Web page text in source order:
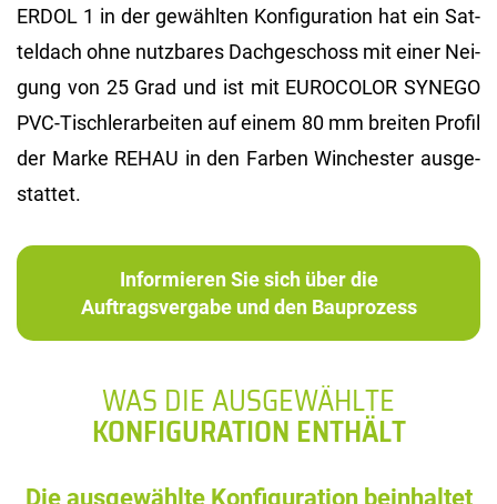
ERDOL 1 in der ge­wähl­ten Kon­fi­gu­ra­ti­on hat ein Sat­
tel­dach ohne nutz­ba­res Dach­ge­schoss mit einer Nei­
gung von 25 Grad und ist mit EU­RO­CO­LOR SYN­EGO
PVC-Tisch­ler­ar­bei­ten auf einem 80 mm brei­ten Pro­fil
der Marke REHAU in den Far­ben Win­ches­ter aus­ge­
stat­tet.
Informieren Sie sich über die
Auftragsvergabe und den Bauprozess
WAS DIE AUSGEWÄHLTE
KONFIGURATION ENTHÄLT
Die ausgewählte Konfiguration beinhaltet